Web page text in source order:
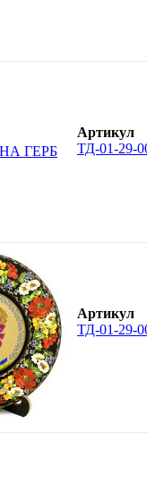
Артикул
ТД-01-29-
Артикул
ТД-01-29-